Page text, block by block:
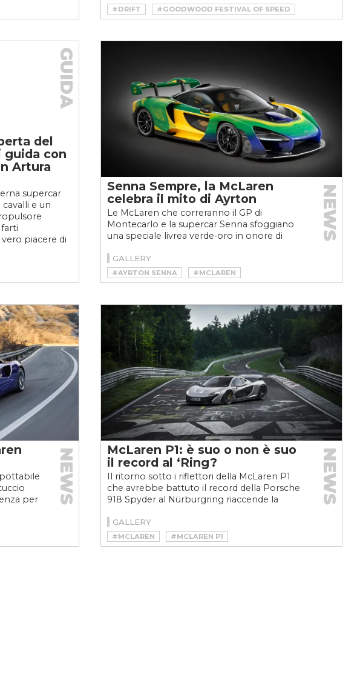
#DRIFT
#GOODWOOD FESTIVAL OF SPEED
#LANZANTE
#MCLAREN
del
guida con
Artura
supercar
e un
vero piacere di
GUIDA
Senna Sempre, la McLaren
celebra il mito di Ayrton
Le McLaren che correranno il GP di
Montecarlo e la supercar Senna sfoggiano
una speciale livrea verde-oro in onore di
NEWS
GALLERY
#AYRTON SENNA
#MCLAREN
#MCLAREN SENNA
per
NEWS
McLaren P1: è suo o non è suo
il record al ‘Ring?
Il ritorno sotto i riflettori della McLaren P1
che avrebbe battuto il record della Porsche
918 Spyder al Nürburgring riaccende la
NEWS
GALLERY
#MCLAREN #MCLAREN P1